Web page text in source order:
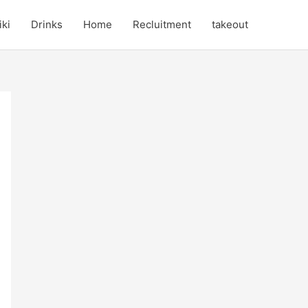
Drinks Home Recluitment takeout